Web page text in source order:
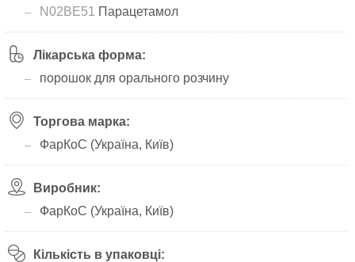
N02BE51
Парацетамол
Лікарська форма:
порошок для орального розчину
Торгова марка:
ФарКоС (Україна, Київ)
Виробник:
ФарКоС (Україна, Київ)
Кількість в упаковці: